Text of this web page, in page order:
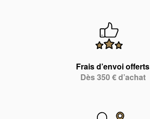
Frais d’envoi offerts
Dès 350 € d’achat